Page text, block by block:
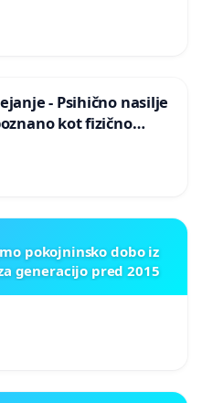
- Psihično nasilje
kot fizično
pokojninsko dobo iz
generacijo pred 2015